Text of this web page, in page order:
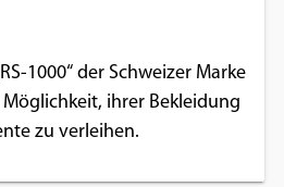
1000“ der Schweizer Marke
ihrer Bekleidung
zu verleihen.